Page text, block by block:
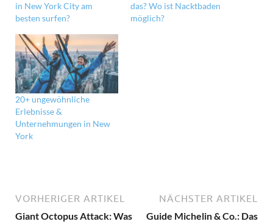
in New York City am
besten surfen?
das? Wo ist Nacktbaden
möglich?
20+ ungewöhnliche
Erlebnisse &
Unternehmungen in New
York
VORHERIGER ARTIKEL
Giant Octopus Attack: Was
NÄCHSTER ARTIKEL
Guide Michelin & Co.: Das